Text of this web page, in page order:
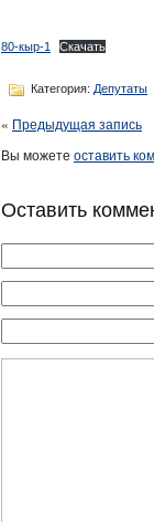
80-кыр-1 Скачать
Категория: Депутаты
« Предыдущая запись
Вы можете оставить
Оставить